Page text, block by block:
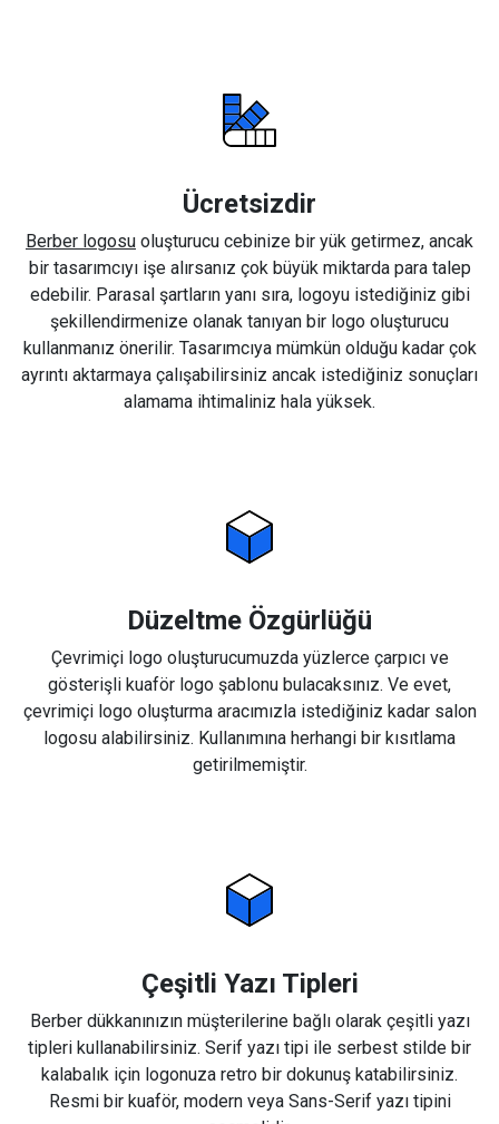
Ücretsizdir
Berber logosu oluşturucu cebinize bir yük getirmez, ancak
bir tasarımcıyı işe alırsanız çok büyük miktarda para talep
edebilir. Parasal şartların yanı sıra, logoyu istediğiniz gibi
şekillendirmenize olanak tanıyan bir logo oluşturucu
kullanmanız önerilir. Tasarımcıya mümkün olduğu kadar çok
ayrıntı aktarmaya çalışabilirsiniz ancak istediğiniz sonuçları
alamama ihtimaliniz hala yüksek.
Düzeltme Özgürlüğü
Çevrimiçi logo oluşturucumuzda yüzlerce çarpıcı ve
gösterişli kuaför logo şablonu bulacaksınız. Ve evet,
çevrimiçi logo oluşturma aracımızla istediğiniz kadar salon
logosu alabilirsiniz. Kullanımına herhangi bir kısıtlama
getirilmemiştir.
Çeşitli Yazı Tipleri
Berber dükkanınızın müşterilerine bağlı olarak çeşitli yazı
tipleri kullanabilirsiniz. Serif yazı tipi ile serbest stilde bir
kalabalık için logonuza retro bir dokunuş katabilirsiniz.
Resmi bir kuaför, modern veya Sans-Serif yazı tipini